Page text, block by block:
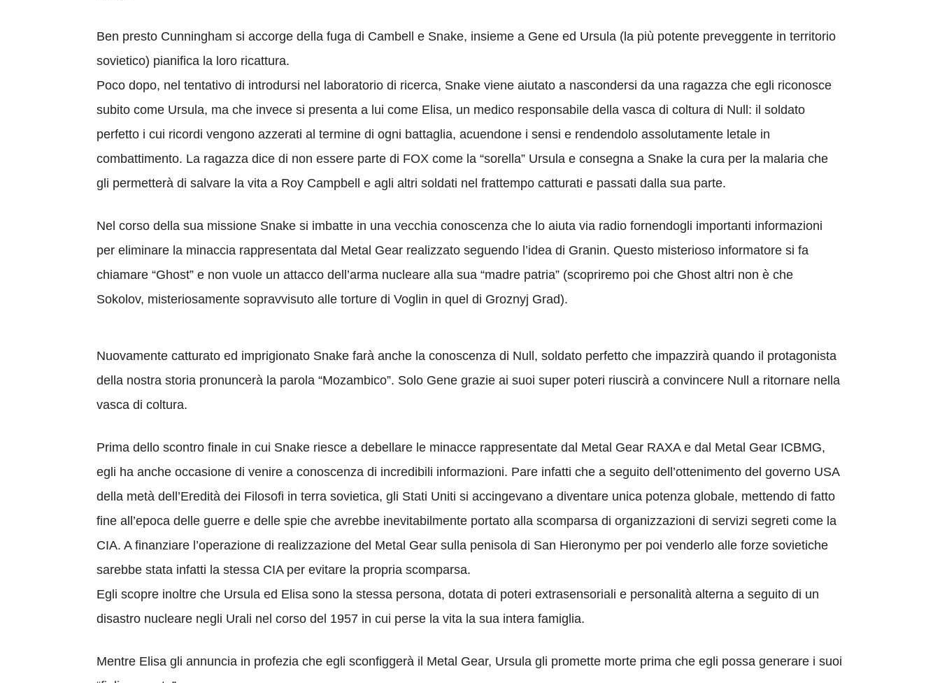
Ben presto Cunningham si accorge della fuga di Cambell e Snake, insieme a Gene ed Ursula (la più potente preveggente in territorio
sovietico) pianifica la loro ricattura.
Poco dopo, nel tentativo di introdursi nel laboratorio di ricerca, Snake viene aiutato a nascondersi da una ragazza che egli riconosce
subito come Ursula, ma che invece si presenta a lui come Elisa, un medico responsabile della vasca di coltura di Null: il soldato
perfetto i cui ricordi vengono azzerati al termine di ogni battaglia, acuendone i sensi e rendendolo assolutamente letale in
combattimento. La ragazza dice di non essere parte di FOX come la “sorella” Ursula e consegna a Snake la cura per la malaria che
gli permetterà di salvare la vita a Roy Campbell e agli altri soldati nel frattempo catturati e passati dalla sua parte.
Nel corso della sua missione Snake si imbatte in una vecchia conoscenza che lo aiuta via radio fornendogli importanti informazioni
per eliminare la minaccia rappresentata dal Metal Gear realizzato seguendo l’idea di Granin. Questo misterioso informatore si fa
chiamare “Ghost” e non vuole un attacco dell’arma nucleare alla sua “madre patria” (scopriremo poi che Ghost altri non è che
Sokolov, misteriosamente sopravvisuto alle torture di Voglin in quel di Groznyj Grad).
Nuovamente catturato ed imprigionato Snake farà anche la conoscenza di Null, soldato perfetto che impazzirà quando il protagonista
della nostra storia pronuncerà la parola “Mozambico”. Solo Gene grazie ai suoi super poteri riuscirà a convincere Null a ritornare nella
vasca di coltura.
Prima dello scontro finale in cui Snake riesce a debellare le minacce rappresentate dal Metal Gear RAXA e dal Metal Gear ICBMG,
egli ha anche occasione di venire a conoscenza di incredibili informazioni. Pare infatti che a seguito dell’ottenimento del governo USA
della metà dell’Eredità dei Filosofi in terra sovietica, gli Stati Uniti si accingevano a diventare unica potenza globale, mettendo di fatto
fine all’epoca delle guerre e delle spie che avrebbe inevitabilmente portato alla scomparsa di organizzazioni di servizi segreti come la
CIA. A finanziare l’operazione di realizzazione del Metal Gear sulla penisola di San Hieronymo per poi venderlo alle forze sovietiche
sarebbe stata infatti la stessa CIA per evitare la propria scomparsa.
Egli scopre inoltre che Ursula ed Elisa sono la stessa persona, dotata di poteri extrasensoriali e personalità alterna a seguito di un
disastro nucleare negli Urali nel corso del 1957 in cui perse la vita la sua intera famiglia.
Mentre Elisa gli annuncia in profezia che egli sconfiggerà il Metal Gear, Ursula gli promette morte prima che egli possa generare i suoi